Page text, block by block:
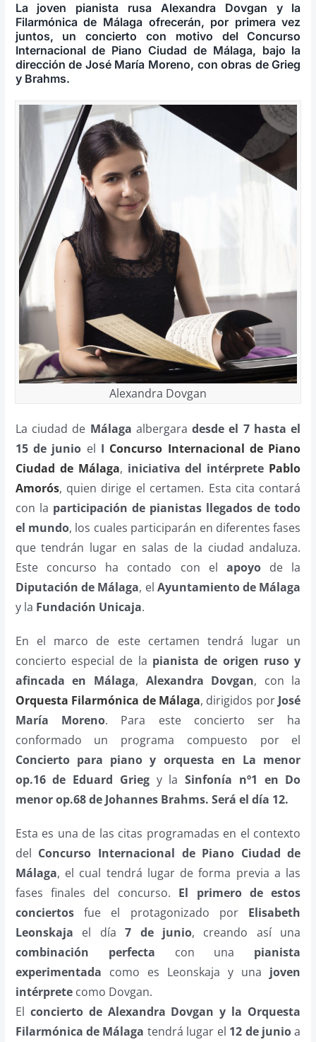
La joven pianista rusa Alexandra Dovgan y la
Filarmónica de Málaga ofrecerán, por primera vez
juntos, un concierto con motivo del Concurso
Internacional de Piano Ciudad de Málaga, bajo la
dirección de José María Moreno, con obras de Grieg
y Brahms.
Alexandra Dovgan
La ciudad de Málaga albergaradesde el 7 hasta el
15 de junio el I Concurso Internacional de Piano
Ciudad de Málaga, iniciativa del intérprete Pablo
Amorós, quien dirige el certamen. Esta cita contará
con la participación de pianistas llegados de todo
el mundo, los cuales participarán en diferentes fases
que tendrán lugar en salas de la ciudad andaluza.
Este concurso ha contado con el apoyode la
Diputación de Málaga, el Ayuntamiento de Málaga
y la Fundación Unicaja.
En el marco de este certamen tendrá lugar un
concierto especial de la pianista de origen ruso y
afincada en Málaga, Alexandra Dovgan, con la
Orquesta Filarmónica de Málaga, dirigidos por José
María Moreno. Para este concierto ser ha
conformado un programa compuesto por el
Concierto para piano y orquesta en La menor
op.16 de Eduard Griegy laSinfonía nº1 en Do
menor op.68 de Johannes Brahms. Será el día 12.
Esta es una de las citas programadas en el contexto
del Concurso Internacional de Piano Ciudad de
Málaga, el cual tendrá lugar de forma previa a las
fases finales del concurso. El primero de estos
conciertosfue el protagonizado por Elisabeth
Leonskaja el día7 de junio, creando así una
combinación perfecta con una pianista
experimentada como es Leonskaja y una joven
intérpretecomo Dovgan.
El concierto de Alexandra Dovgan y la Orquesta
Filarmónica de Málaga tendrá lugar el 12 de junioa